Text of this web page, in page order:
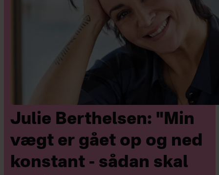
Julie Berthelsen: "Min
vægt er gået op og ned
konstant - sådan skal